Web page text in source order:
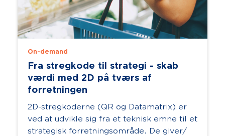
On-demand
Fra stregkode til strategi - skab
værdi med 2D på tværs af
forretningen
2D-stregkoderne (QR og Datamatrix) er
ved at udvikle sig fra et teknisk emne til et
strategisk forretningsområde. De giver/